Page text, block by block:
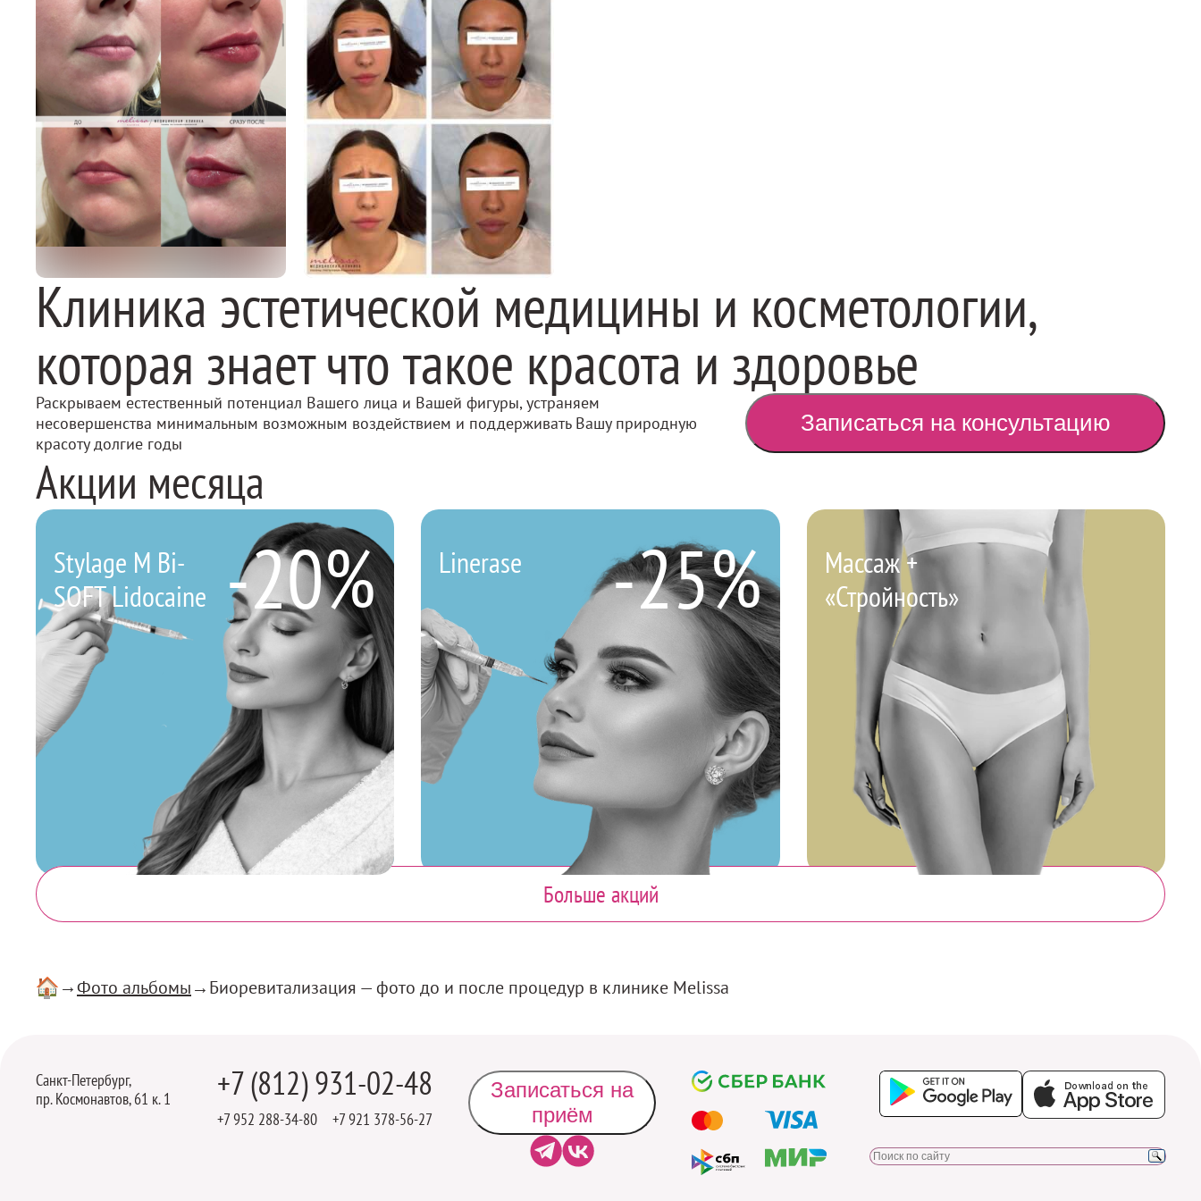
Клиника эстетической медицины и косметологии,
которая знает что такое красота и здоровье
Раскрываем естественный потенциал Вашего лица и Вашей фигуры, устраняем
несовершенства минимальным возможным воздействием и поддерживать Вашу природную
красоту долгие годы
Записаться на консультацию
Акции месяца
Stylage M Bi-
SOFT Lidocaine
-20% Linerase -25%
Массаж +
«Стройность»
Больше акций
Фото альбомы Биоревитализация — фото до и после процедур в клинике Melissa
Санкт-Петербург,
пр. Космонавтов, 61 к. 1
Наши
контакты
+7 (812) 931-02-48
+7 952 288-34-80 +7 921 378-56-27
Записаться на
приём
Способы
оплаты
Приложения